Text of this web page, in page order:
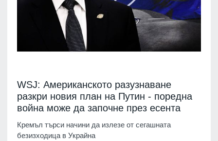
WSJ: Американското разузнаване
разкри новия план на Путин - поредна
война може да започне през есента
Кремъл търси начини да излезе от сегашната
безизходица в Украйна